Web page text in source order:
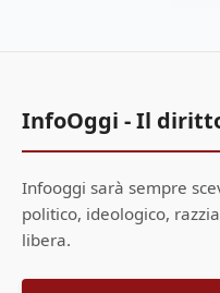
InfoOggi - Il
Infooggi sarà sempre
politico, ideologico,
libera.